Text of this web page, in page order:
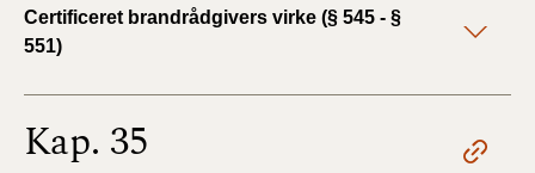
Certificeret brandrådgivers virke (§ 545 - §
551)
Kap. 35